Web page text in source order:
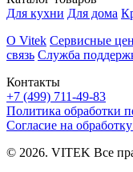
Контакты
+7 (499) 711-49-83
Для кухни Для дома
О Vitek Сервисные
связь Служба
Политика обработки
Согласие на
© 2026. VITEK Все